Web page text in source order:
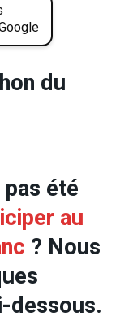
du
pas été
au
? Nous
dessous.